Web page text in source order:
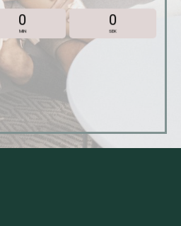
0
MIN
0
SEK